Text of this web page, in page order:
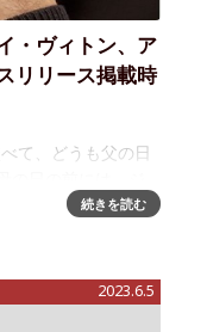
・ヴィトン、ア
リリース掲載時
て、どうも父の日
、時計ブランドか
続きを読む
2023.6.5